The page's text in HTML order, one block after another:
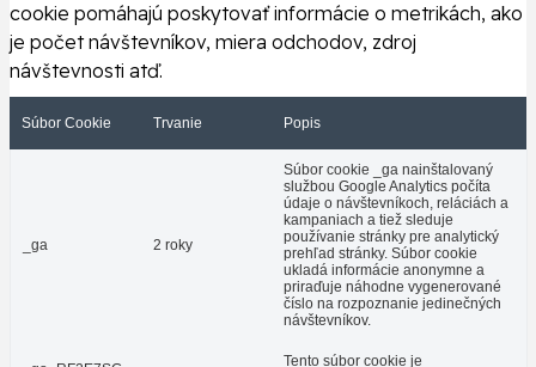
cookie pomáhajú poskytovať informácie o metrikách, ako
je počet návštevníkov, miera odchodov, zdroj
návštevnosti atď.
Súbor Cookie Trvanie Popis
_ga 2 roky
Súbor cookie _ga nainštalovaný
službou Google Analytics počíta
údaje o návštevníkoch, reláciách a
kampaniach a tiež sleduje
používanie stránky pre analytický
prehľad stránky. Súbor cookie
ukladá informácie anonymne a
priraďuje náhodne vygenerované
číslo na rozpoznanie jedinečných
návštevníkov.
Tento súbor cookie je